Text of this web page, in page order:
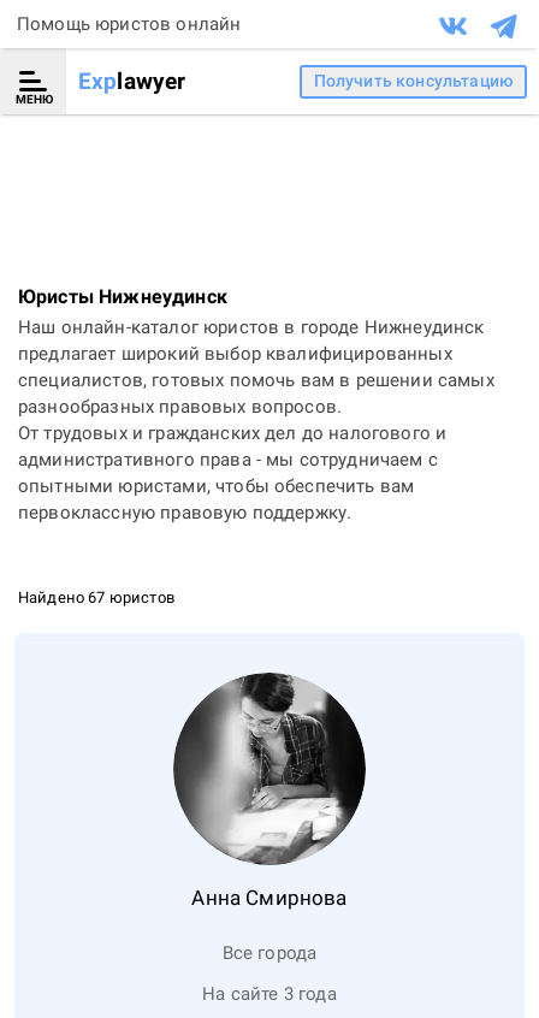
Помощь юристов онлайн
МЕНЮ
Explawyer Получить консультацию
Юристы Нижнеудинск
Наш онлайн-каталог юристов в городе Нижнеудинск
предлагает широкий выбор квалифицированных
специалистов, готовых помочь вам в решении самых
разнообразных правовых вопросов.
От трудовых и гражданских дел до налогового и
административного права - мы сотрудничаем с
опытными юристами, чтобы обеспечить вам
первоклассную правовую поддержку.
Найдено 67 юристов
Анна Смирнова
Все города
На сайте 3 года